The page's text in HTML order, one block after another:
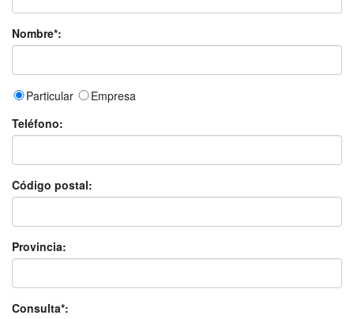
Nombre*:
Particular
Empresa
Teléfono:
Código postal:
Provincia:
Consulta*: